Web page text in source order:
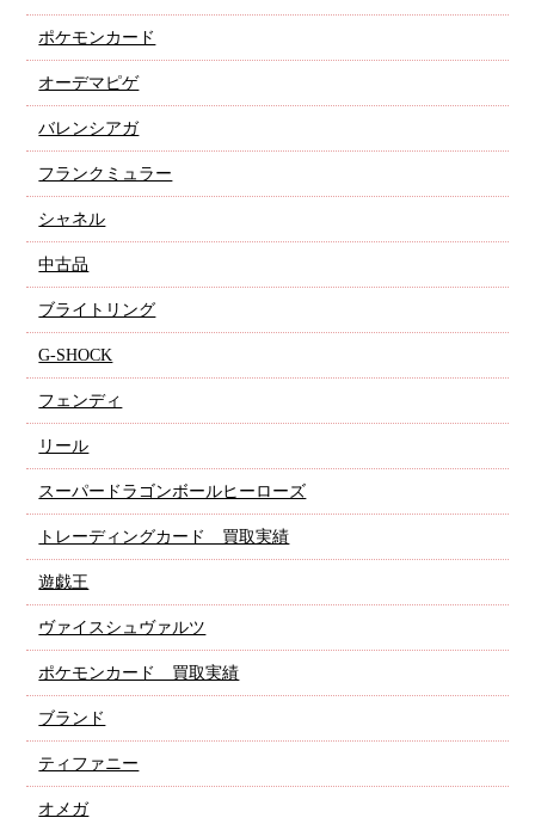
ポケモンカード
オーデマピゲ
バレンシアガ
フランクミュラー
シャネル
中古品
ブライトリング
G-SHOCK
フェンディ
リール
スーパードラゴンボールヒーローズ
トレーディングカード 買取実績
遊戯王
ヴァイスシュヴァルツ
ポケモンカード 買取実績
ブランド
ティファニー
オメガ